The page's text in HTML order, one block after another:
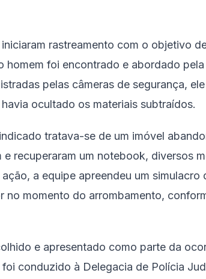
rastreamento com o objetivo
homem foi encontrado e abordado
pelas câmeras de segurança,
ocultado os materiais subtraídos.
tratava-se de um imóvel
recuperaram um notebook, diversos
a equipe apreendeu um simulacro
no momento do arrombamento,
e apresentado como parte da
conduzido à Delegacia de Polícia